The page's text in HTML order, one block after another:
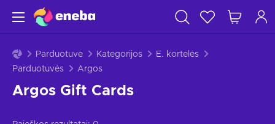
Parduotuvė Kategorijos
E. kortelės
Parduotuvės
Argos
Argos Gift Cards